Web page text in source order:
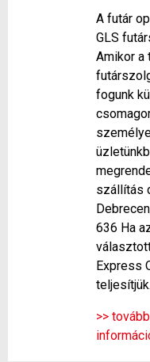
A futár
GLS
Amikor a
fogunk
szállítás
636 Ha
Express
teljesítjük.
>>